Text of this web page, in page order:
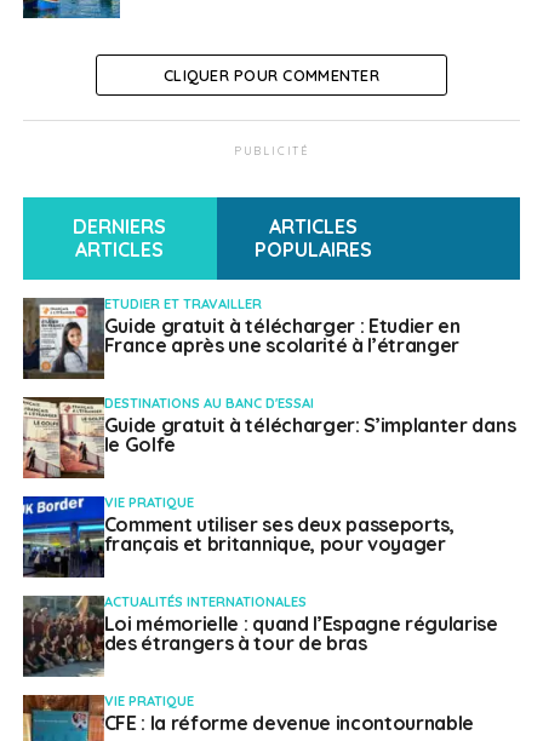
NE RATEZ PAS
Un «navetteur» heureux
CLIQUER POUR COMMENTER
PUBLICITÉ
DERNIERS
ARTICLES
ARTICLES
POPULAIRES
ETUDIER ET TRAVAILLER
Guide gratuit à télécharger : Etudier en
France après une scolarité à l’étranger
DESTINATIONS AU BANC D'ESSAI
Guide gratuit à télécharger: S’implanter dans
le Golfe
VIE PRATIQUE
Comment utiliser ses deux passeports,
français et britannique, pour voyager
ACTUALITÉS INTERNATIONALES
Loi mémorielle : quand l’Espagne régularise
des étrangers à tour de bras
VIE PRATIQUE
CFE : la réforme devenue incontournable